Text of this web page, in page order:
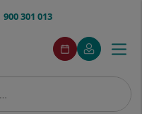
900 301 013
menuAcceso
Pedir
cita
Este
enlace
se
en
Mi
Quirónsalud
Este
enlace
se
en
ventana
nueva.
Menú